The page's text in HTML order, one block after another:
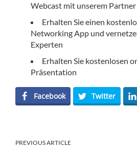
Webcast mit unserem Partner
Erhalten Sie einen
Networking App und
Experten
Erhalten Sie kostenlosen
Präsentation
Facebook Twitter
PREVIOUS ARTICLE